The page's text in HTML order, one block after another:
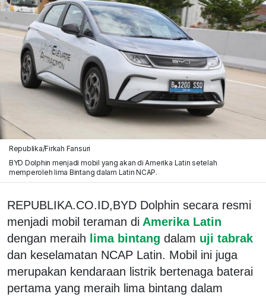
Republika/Firkah Fansuri
BYD Dolphin menjadi mobil yang akan di Amerika Latin setelah
memperoleh lima Bintang dalam Latin NCAP.
REPUBLIKA.CO.ID,BYD Dolphin secara resmi
menjadi mobil teraman di Amerika Latin
dengan meraih lima bintang dalam uji tabrak
dan keselamatan NCAP Latin. Mobil ini juga
merupakan kendaraan listrik bertenaga baterai
pertama yang meraih lima bintang dalam